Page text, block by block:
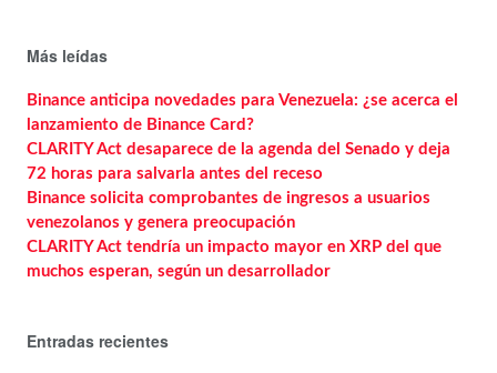
Más leídas
Binance anticipa novedades para Venezuela: ¿se acerca el
lanzamiento de Binance Card?
CLARITY Act desaparece de la agenda del Senado y deja
72 horas para salvarla antes del receso
Binance solicita comprobantes de ingresos a usuarios
venezolanos y genera preocupación
CLARITY Act tendría un impacto mayor en XRP del que
muchos esperan, según un desarrollador
Entradas recientes